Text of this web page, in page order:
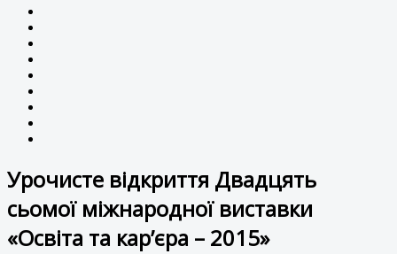
Урочисте відкриття Двадцять
сьомої міжнародної виставки
«Освіта та кар’єра – 2015»